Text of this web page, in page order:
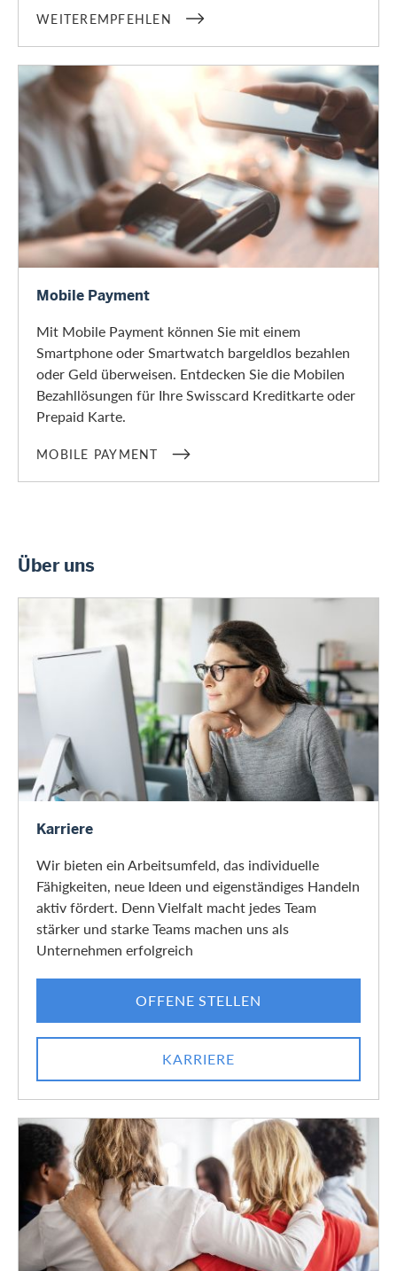
WEITEREMPFEHLEN
Mobile Payment
Mobile Payment
Mit Mobile Payment können Sie mit einem
Smartphone oder Smartwatch bargeldlos bezahlen
oder Geld überweisen. Entdecken Sie die Mobilen
Bezahllösungen für Ihre Swisscard Kreditkarte oder
Prepaid Karte.
MOBILE PAYMENT
Über uns
Karriere
Karriere
Wir bieten ein Arbeitsumfeld, das individuelle
Fähigkeiten, neue Ideen und eigenständiges Handeln
aktiv fördert. Denn Vielfalt macht jedes Team
stärker und starke Teams machen uns als
Unternehmen erfolgreich
OFFENE STELLEN
KARRIERE